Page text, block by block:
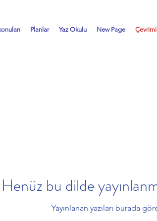
Planlar Yaz Okulu New Page
Henüz bu dilde
Yayınlanan yazıları burada